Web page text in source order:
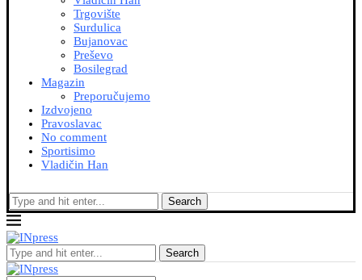
Trgovište
Surdulica
Bujanovac
Preševo
Bosilegrad
Magazin
Preporučujemo
Izdvojeno
Pravoslavac
No comment
Sportisimo
Vladičin Han
Search
Search